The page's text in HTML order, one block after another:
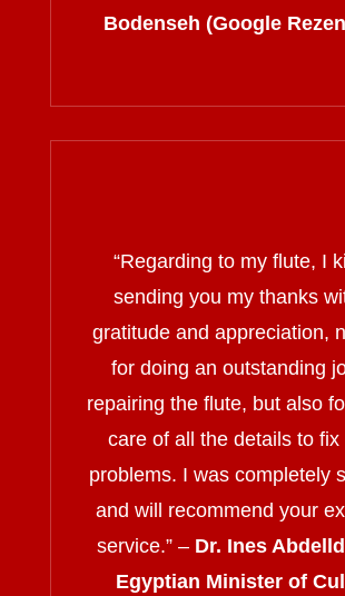
Bodenseh (Google
“Regarding to my flute, I
sending you my thanks
gratitude and appreciation,
for doing an outstanding
repairing the flute, but also
care of all the details to fix
problems. I was completely
and will recommend your
service.” – Dr. Ines
Egyptian Minister of